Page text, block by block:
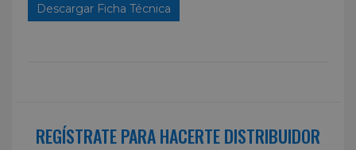
Descargar Ficha Técnica
REGÍSTRATE PARA HACERTE DISTRIBUIDOR